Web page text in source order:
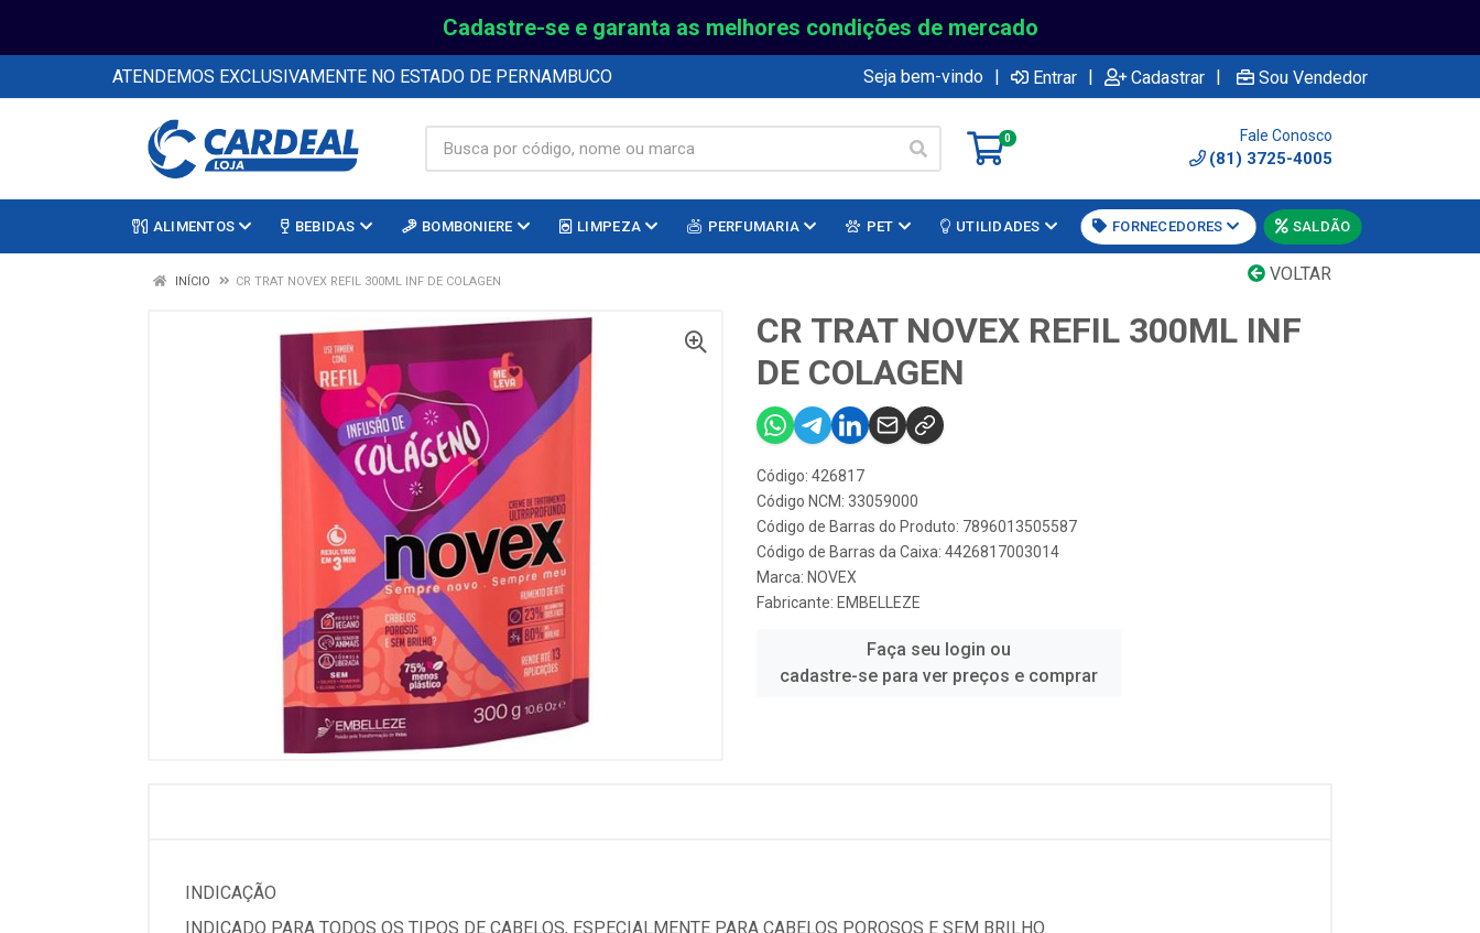
Cadastre-se e garanta as melhores condições de mercado
ATENDEMOS EXCLUSIVAMENTE NO ESTADO DE PERNAMBUCO Seja bem-vindo | Entrar | Cadastrar | Sou Vendedor
0 Fale Conosco
(81) 3725-4005
ALIMENTOS BEBIDAS BOMBONIERE LIMPEZA PERFUMARIA PET UTILIDADES FORNECEDORES SALDÃO
VOLTAR
INÍCIO CR TRAT NOVEX REFIL 300ML INF DE COLAGEN
CR TRAT NOVEX REFIL 300ML INF
DE COLAGEN
Código: 426817
Código NCM: 33059000
Código de Barras do Produto: 7896013505587
Código de Barras da Caixa: 4426817003014
Marca: NOVEX
Fabricante: EMBELLEZE
Faça seu login ou
cadastre-se para ver preços e comprar
INDICAÇÃO
INDICADO PARA TODOS OS TIPOS DE CABELOS, ESPECIALMENTE PARA CABELOS POROSOS E SEM BRILHO.